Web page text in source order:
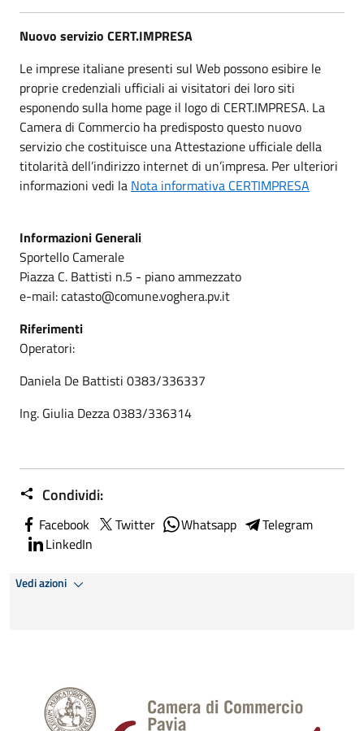
Nuovo servizio CERT.IMPRESA
Le imprese italiane presenti sul Web possono esibire le
proprie credenziali ufficiali ai visitatori dei loro siti
esponendo sulla home page il logo di CERT.IMPRESA. La
Camera di Commercio ha predisposto questo nuovo
servizio che costituisce una Attestazione ufficiale della
titolarità dell’indirizzo internet di un’impresa. Per ulteriori
informazioni vedi la Nota informativa CERTIMPRESA
Informazioni Generali
Sportello Camerale
Piazza C. Battisti n.5 - piano ammezzato
e-mail: catasto@comune.voghera.pv.it
Riferimenti
Operatori:
Daniela De Battisti 0383/336337
Ing. Giulia Dezza 0383/336314
Condividi:
Facebook Twitter Whatsapp
Telegram
LinkedIn
Vedi azioni